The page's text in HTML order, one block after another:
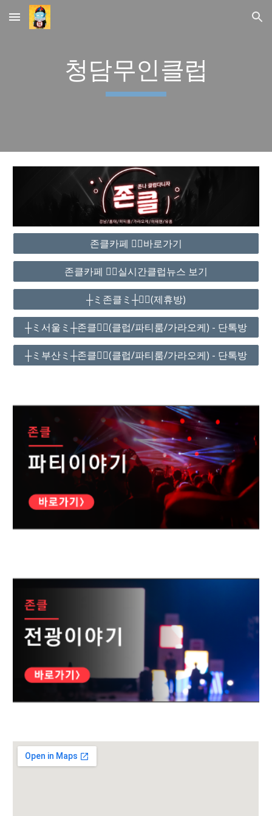
Skip to main content Skip to navigation
청담무인클럽
존클카페 ❤️‍🔥바로가기
존클카페 ❤️‍🔥실시간클럽뉴스 보기
┼ミ존클ミ┼❤️‍🔥(제휴방)
┼ミ서울ミ┼존클❤️‍🔥(클럽/파티룸/가라오케) - 단톡방
┼ミ부산ミ┼존클❤️‍🔥(클럽/파티룸/가라오케) - 단톡방